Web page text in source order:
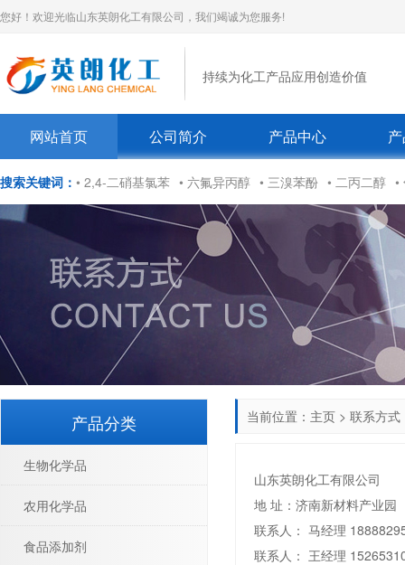
您好！欢迎光临山东英朗化工有限公司，我们竭诚为您服务!
持续为化工产品应用创造价值
网站首页 公司简介 产品中心
搜索关键词： • 2,4-二硝基氯苯 • 六氟异丙醇 • 三溴苯酚 • 二丙二醇 •
当前位置： 主页 > 联系方式
山东英朗化工有限公司
地 址：济南新材料产业园
联系人： 马经理
联系人： 王经理
产品分类
生物化学品
农用化学品
食品添加剂